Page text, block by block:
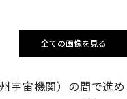
全ての画像を見る
宇宙機関）の間で進め